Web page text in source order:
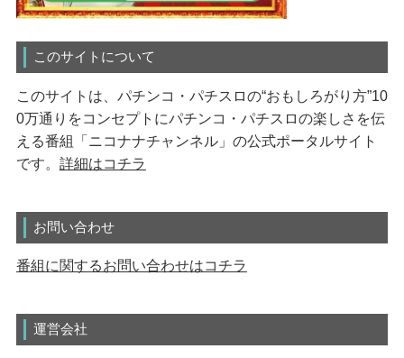
このサイトについて
このサイトは、パチンコ・パチスロの“おもしろがり方”10
0万通りをコンセプトにパチンコ・パチスロの楽しさを伝
える番組「ニコナナチャンネル」の公式ポータルサイト
です。 詳細はコチラ
お問い合わせ
番組に関するお問い合わせはコチラ
運営会社